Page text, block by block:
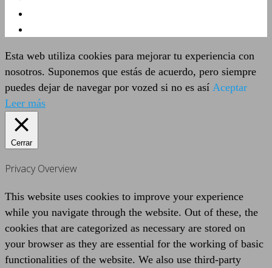
Esta web utiliza cookies para mejorar tu experiencia con
nosotros. Suponemos que estás de acuerdo, pero siempre
puedes dejar de navegar por vozed si no es así Aceptar
Leer más
Cerrar
Privacy Overview
This website uses cookies to improve your experience
while you navigate through the website. Out of these, the
cookies that are categorized as necessary are stored on
your browser as they are essential for the working of basic
functionalities of the website. We also use third-party